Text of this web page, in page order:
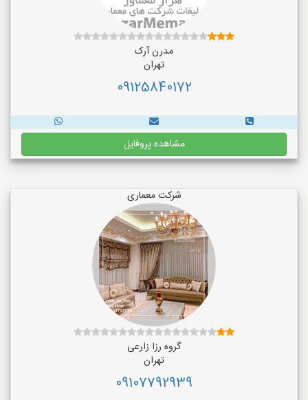
مدرن آرک
تهران
09125840172
مشاهده پروفایل
شرکت معماری
گروه رزا زارعی
تهران
09107792939